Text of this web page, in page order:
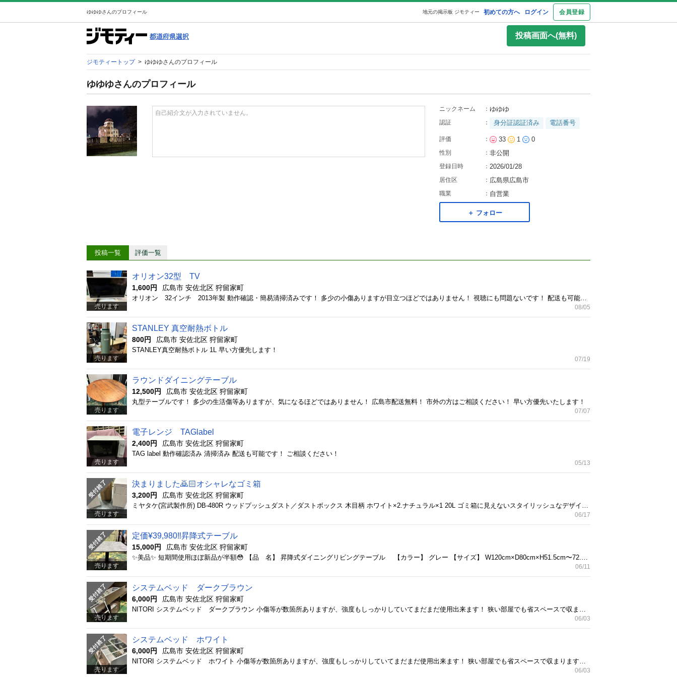
ゆゆゆさんのプロフィール 初めての方へ ログイン 会員登録
地元の掲示板 ジモティー
投稿画面へ(無料)
ジモティートップ > ゆゆゆさんのプロフィール
ゆゆゆさんのプロフィール
自己紹介文が入力されていません。
ニックネーム ： ゆゆゆ
認証 ： 身分証認証済み 電話番号
評価 ： 33 1 0
性別 ： 非公開
登録日時 ： 2026/01/28
居住区 ： 広島県広島市
職業 ： 自営業
＋ フォロー
投稿一覧 評価一覧
売ります
オリオン32型 TV
1,600円 広島市 安佐北区 狩留家町
08/05
売ります
STANLEY 真空耐熱ボトル
800円 広島市 安佐北区 狩留家町
STANLEY真空耐熱ボトル 1L 早い方優先します！
07/19
売ります
ラウンドダイニングテーブル
12,500円 広島市 安佐北区 狩留家町
丸型テーブルです！ 多少の生活傷等ありますが、気になるほどではありません！ 広島市配送無料！ 市外の方はご相談ください！ 早い方優先いたします！
07/07
売ります
電子レンジ TAGlabel
2,400円 広島市 安佐北区 狩留家町
TAG label 動作確認済み 清掃済み 配送も可能です！ ご相談ください！
05/13
売ります
決まりました🙇🏻オシャレなゴミ箱
3,200円 広島市 安佐北区 狩留家町
06/17
売ります
定価¥39,980‼️昇降式テーブル
15,000円 広島市 安佐北区 狩留家町
06/11
売ります
システムベッド ダークブラウン
6,000円 広島市 安佐北区 狩留家町
06/03
売ります
システムベッド ホワイト
6,000円 広島市 安佐北区 狩留家町
06/03